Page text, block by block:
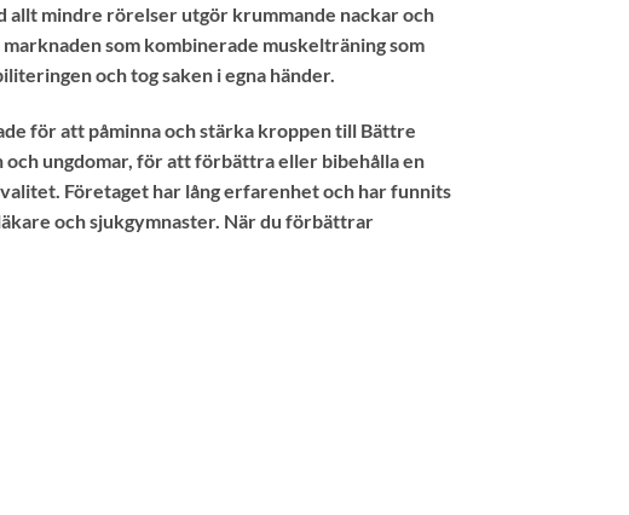
allt mindre rörelser utgör krummande nackar och
som kombinerade muskelträning som
och tog saken i egna händer.
för att påminna och stärka kroppen till Bättre
ungdomar, för att förbättra eller bibehålla en
Företaget har lång erfarenhet och har funnits
och sjukgymnaster. När du förbättrar